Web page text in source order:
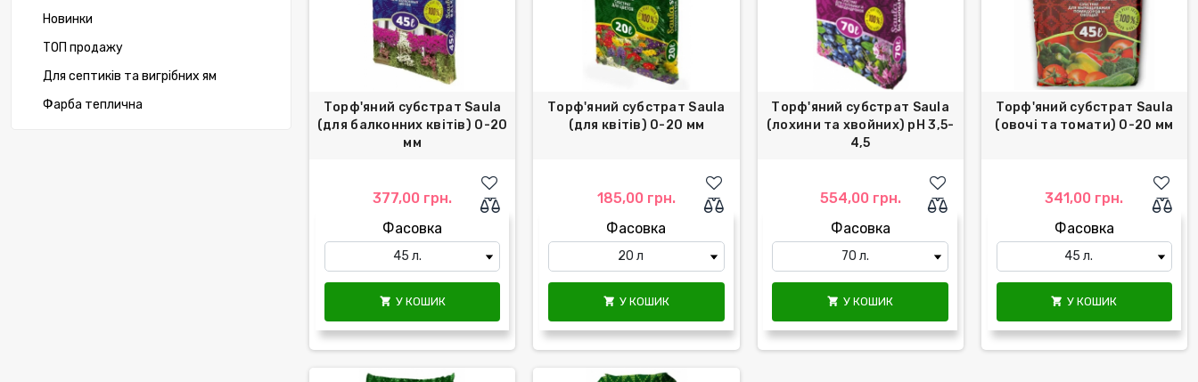
Новинки
ТОП продажу
Для септиків та вигрібних ям
Фарба теплична
Торф'яний субстрат Saula
(для балконних квітів) 0-20
мм
377,00 грн.
Фасовка
 У КОШИК
Торф'яний субстрат Saula
(для квітів) 0-20 мм
185,00 грн.
Фасовка
 У КОШИК
Торф'яний субстрат Saula
(лохини та хвойних) рН 3,5-
4,5
554,00 грн.
Фасовка
 У КОШИК
Торф'яний субстрат Saula
(овочі та томати) 0-20 мм
341,00 грн.
Фасовка
 У КОШИК